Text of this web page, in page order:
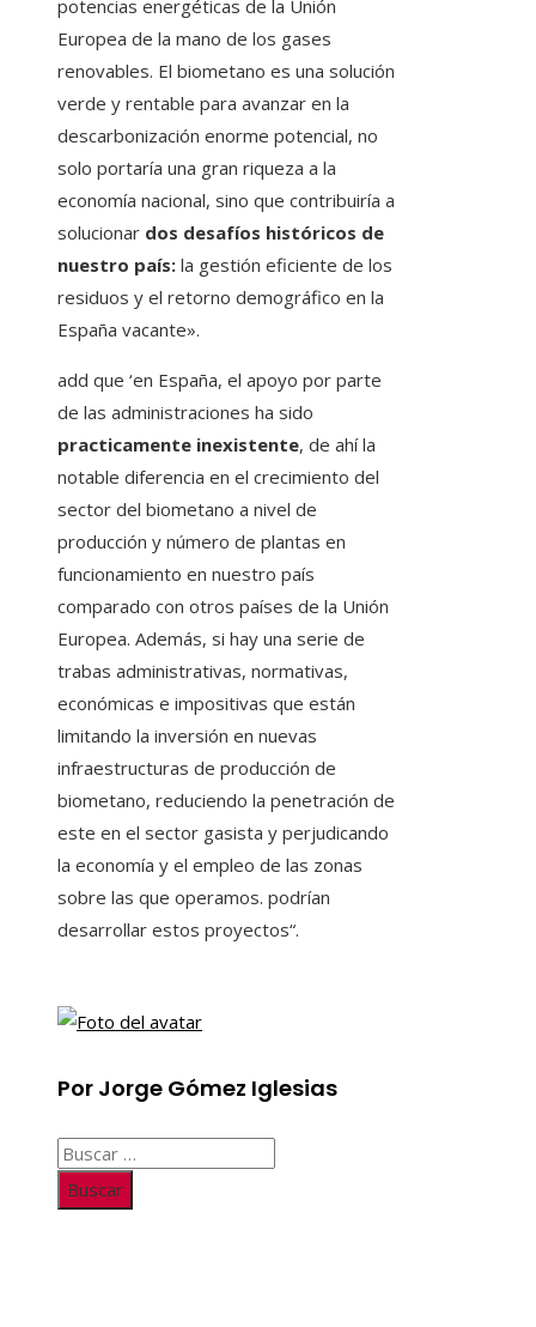
potencias energéticas de la Unión
Europea de la mano de los gases
renovables. El biometano es una solución
verde y rentable para avanzar en la
descarbonización enorme potencial, no
solo portaría una gran riqueza a la
economía nacional, sino que contribuiría a
solucionar dos desafíos históricos de
nuestro país: la gestión eficiente de los
residuos y el retorno demográfico en la
España vacante».
add que ‘en España, el apoyo por parte
de las administraciones ha sido
practicamente inexistente, de ahí la
notable diferencia en el crecimiento del
sector del biometano a nivel de
producción y número de plantas en
funcionamiento en nuestro país
comparado con otros países de la Unión
Europea. Además, si hay una serie de
trabas administrativas, normativas,
económicas e impositivas que están
limitando la inversión en nuevas
infraestructuras de producción de
biometano, reduciendo la penetración de
este en el sector gasista y perjudicando
la economía y el empleo de las zonas
sobre las que operamos. podrían
desarrollar estos proyectos“.
Por Jorge Gómez Iglesias
Buscar: